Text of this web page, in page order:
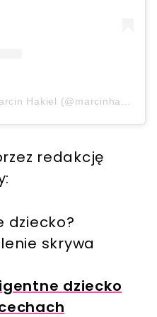
redakcję
dziecko?
skrywa
dziecko